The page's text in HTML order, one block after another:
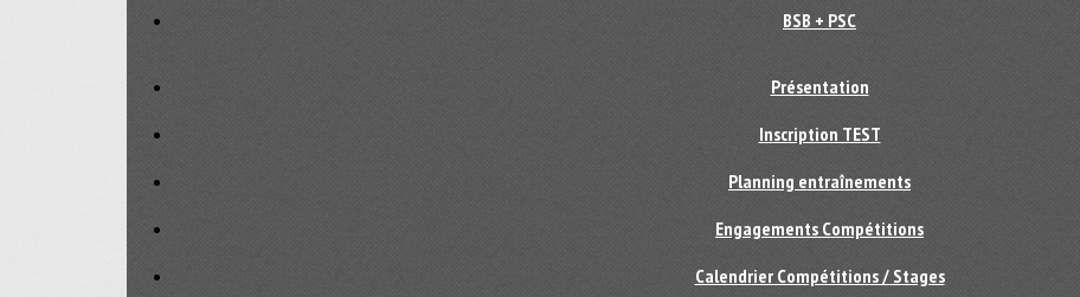
BSB + PSC
Présentation
Inscription TEST
Planning entraînements
Engagements Compétitions
Calendrier Compétitions / Stages